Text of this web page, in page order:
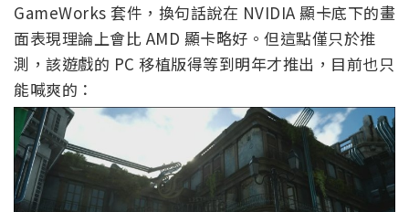
GameWorks 套件，換句話說在 NVIDIA 顯卡底下的畫
面表現理論上會比 AMD 顯卡略好。但這點僅只於推
測，該遊戲的 PC 移植版得等到明年才推出，目前也只
能喊爽的：